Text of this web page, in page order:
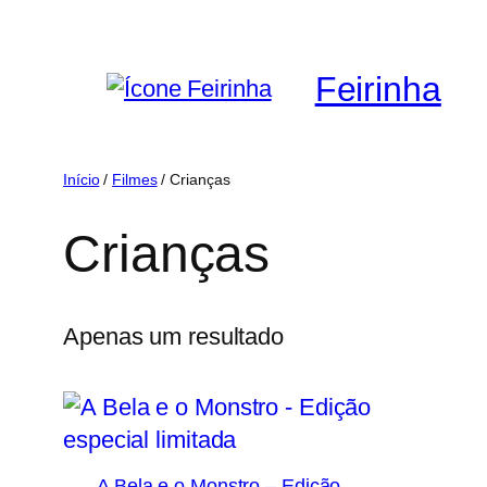
Feirinha
Início/ Filmes/ Crianças
Crianças
Apenas um resultado